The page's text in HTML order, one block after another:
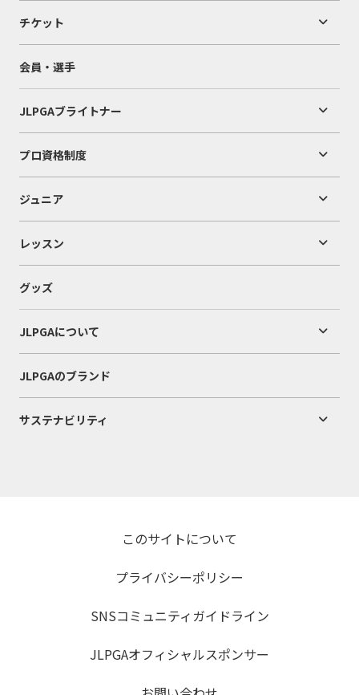
チケット
会員・選手
JLPGAブライトナー
プロ資格制度
ジュニア
レッスン
グッズ
JLPGAについて
JLPGAのブランド
サステナビリティ
このサイトについて
プライバシーポリシー
SNSコミュニティガイドライン
JLPGAオフィシャルスポンサー